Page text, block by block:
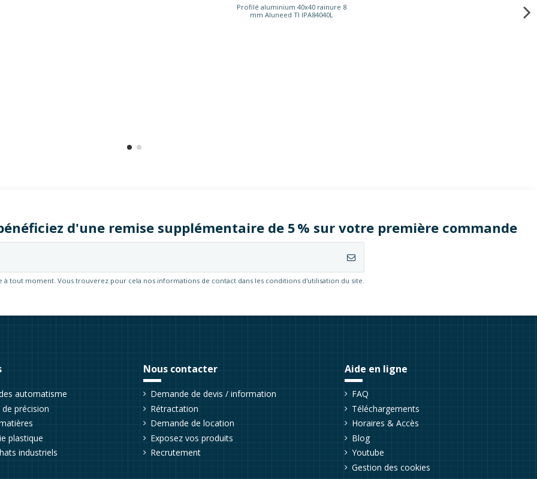
Profilé aluminium 40x40 rainure 8
mm Aluneed TI IPA84040L
d'une remise supplémentaire de 5 % sur votre première commande
à tout moment. Vous trouverez pour cela nos informations de contact dans les conditions d'utilisation du site.
automatisme
de précision
plastique
industriels
Nous contacter
Demande de devis / information
Rétractation
Demande de location
Exposez vos produits
Recrutement
Aide en ligne
FAQ
Téléchargements
Horaires & Accès
Blog
Youtube
Gestion des cookies